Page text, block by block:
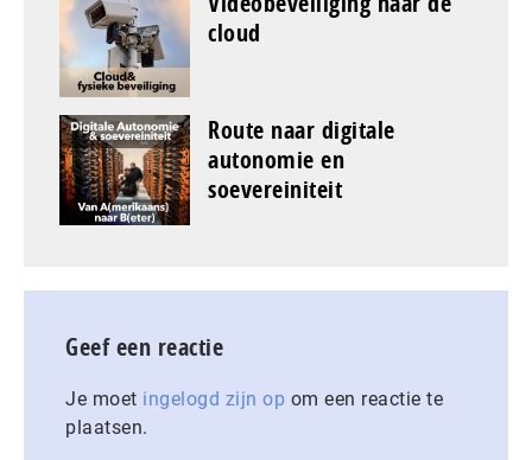
cloud
Route naar digitale
autonomie en
soevereiniteit
Geef een reactie
Je moet ingelogd zijn op om een reactie te
plaatsen.